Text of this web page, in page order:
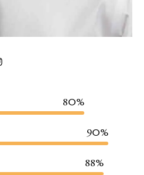
80%
90%
88%